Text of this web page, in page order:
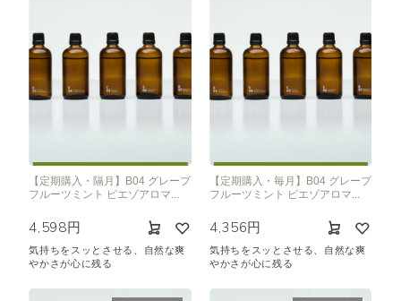
【定期購入・隔月】B04 グレープ
フルーツミント ピエゾアロマ...
4,598円
気持ちをスッとさせる、自然な爽
やかさが心に残る
【定期購入・毎月】B04 グレープ
フルーツミント ピエゾアロマ...
4,356円
気持ちをスッとさせる、自然な爽
やかさが心に残る